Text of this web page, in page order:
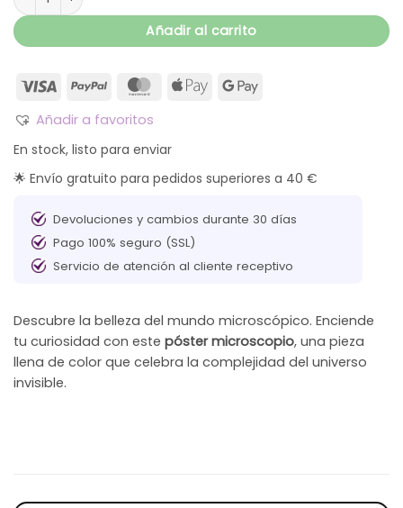
Añadir al carrito
Añadir a favoritos
En stock, listo para enviar
🌟 Envío gratuito para pedidos superiores a 40 €
Devoluciones y cambios durante 30 días
Pago 100% seguro (SSL)
Servicio de atención al cliente receptivo
Descubre la belleza del mundo microscópico. Enciende
tu curiosidad con este póster microscopio, una pieza
llena de color que celebra la complejidad del universo
invisible.